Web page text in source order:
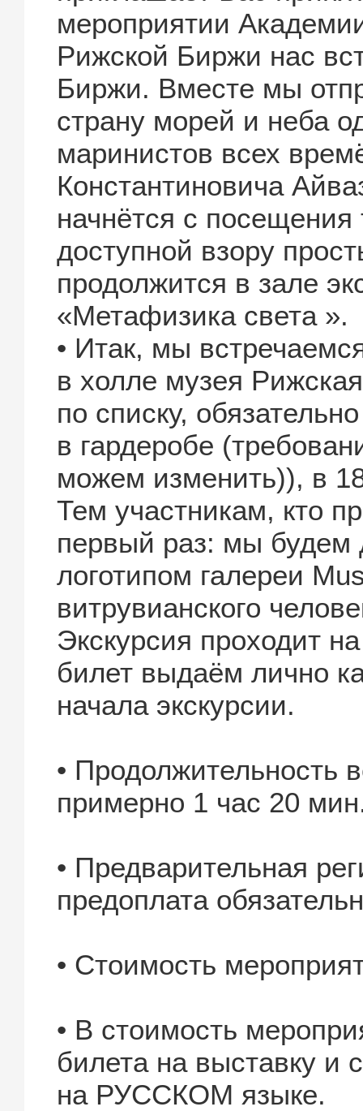
мероприятии
Рижской Биржи нас
Биржи. Вместе мы
страну морей и неба
маринистов всех
Константиновича
начнётся с
доступной взору
продолжится в зале
«Метафизика света ».
• Итак, мы
в холле музея
по списку,
в гардеробе
можем изменить)), в
Тем участникам, кто
первый раз: мы будем
логотипом галереи
витрувианского
Экскурсия проходит
билет выдаём лично
начала экскурсии.
• Продолжительность
примерно 1 час 20
• Предварительная
предоплата
• Стоимость
• В стоимость
билета на выставку и
на РУССКОМ языке.